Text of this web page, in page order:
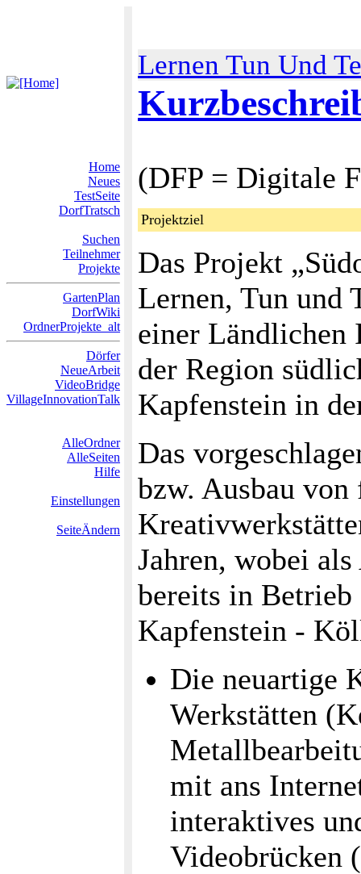
Lernen Tun Und
Home
Neues
TestSeite
DorfTratsch
Suchen
Teilnehmer
Projekte
GartenPlan
DorfWiki
OrdnerProjekte_alt
Dörfer
NeueArbeit
VideoBridge
VillageInnovationTalk
AlleOrdner
AlleSeiten
Hilfe
Einstellungen
SeiteÄndern
(DFP = Digitale
Projektziel
Das Projekt
Lernen, Tun und
einer Ländlichen
der Region
Kapfenstein in
Das
bzw. Ausbau
Jahren, wobei
bereits in Betrieb
Kapfenstein -
Die neuartige
Werkstätten
mit ans
interaktives
Videobrücken